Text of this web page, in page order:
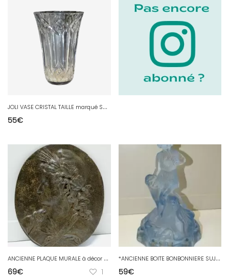
J
OLI VASE CRISTAL TAILLE marqué SAINT LOUIS 1950/60 DECO pour FLEURS VITRINE
55€
A
NCIENNE PLAQUE MURALE à décor de MARIANNE Coiffure avec EPIS de Blé & COCARDE
69€ 1
*
ANCIENNE BOITE BONBONNIERE SUJET en VERRE PETITE FILLE & LAPIN couleur BLEUE
59€